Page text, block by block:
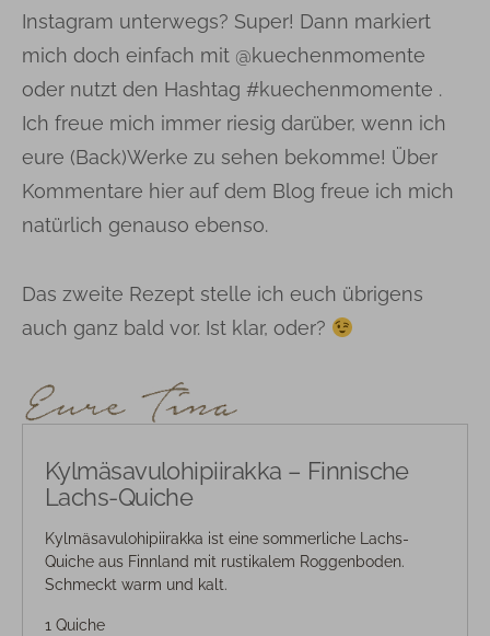
Instagram unterwegs? Super! Dann markiert
mich doch einfach mit @kuechenmomente
oder nutzt den Hashtag #kuechenmomente .
Ich freue mich immer riesig darüber, wenn ich
eure (Back)Werke zu sehen bekomme! Über
Kommentare hier auf dem Blog freue ich mich
natürlich genauso ebenso.
Das zweite Rezept stelle ich euch übrigens
auch ganz bald vor. Ist klar, oder?
Kylmäsavulohipiirakka – Finnische
Lachs-Quiche
Kylmäsavulohipiirakka ist eine sommerliche Lachs-
Quiche aus Finnland mit rustikalem Roggenboden.
Schmeckt warm und kalt.
1 Quiche